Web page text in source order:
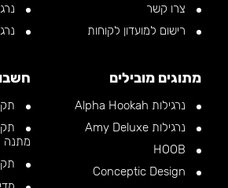
צרו קשר
רישום למועדון לקוחות
מתוגים מובילים
נרגילות Alpha Hookah
נרגילות Amy Deluxe
מתנה